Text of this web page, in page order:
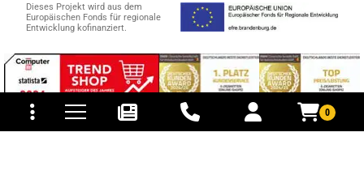
0
und Versandkosten
Dieses Projekt wird aus dem
Europäischen Fonds für regionale
Entwicklung kofinanziert.
© 2015-2026 PB-ViGoods GmbH